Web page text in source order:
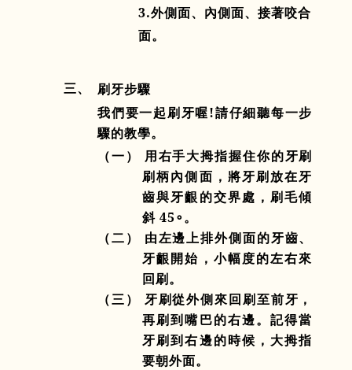
3.外側面、內側面、接著咬合
面。
三、
刷牙步驟
我們要一起刷牙喔!請仔細聽每一步
驟的教學。
（一） 用右手大拇指握住你的牙刷
刷柄內側面，將牙刷放在牙
齒與牙齦的交界處，刷毛傾
斜 45∘。
（二） 由左邊上排外側面的牙齒、
牙齦開始，小幅度的左右來
回刷。
（三） 牙刷從外側來回刷至前牙，
再刷到嘴巴的右邊。記得當
牙刷到右邊的時候，大拇指
要朝外面。